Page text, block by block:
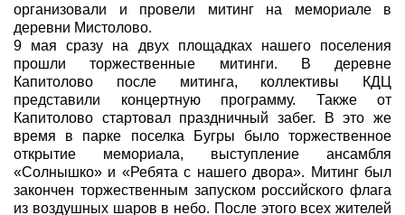
организовали и провели митинг на мемориале в
деревни Мистолово.
9 мая сразу на двух площадках нашего поселения
прошли торжественные митинги. В деревне
Капитолово после митинга, коллективы КДЦ
представили концертную программу. Также от
Капитолово стартовал праздничный забег. В это же
время в парке поселка Бугры было торжественное
открытие мемориала, выступление ансамбля
«Солнышко» и «Ребята с нашего двора». Митинг был
закончен торжественным запуском российского флага
из воздушных шаров в небо. После этого всех жителей